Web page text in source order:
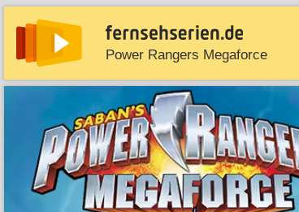
Power Rangers Megaforce
News Entdecken Streaming TV-Starts